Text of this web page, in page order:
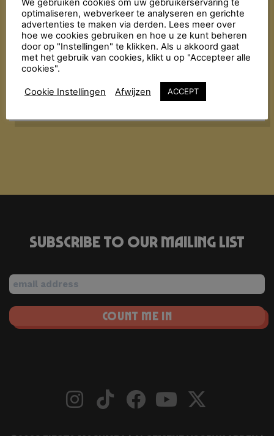
recept: dansen, flirten en genieten van de lekkerste
Música Latina, van toen en nu. De Fiesta Macumba
Soundsystem & friends bombarderen de dansvloer
met een molotovcocktail van exotische geluiden:
reggaeton, cumbia, salsa, merengue, bachata,
dancehall, latin hiphop… Alles wordt in de blender
gegooid met een dampende dansvloer als resultaat!
Subscribe to our mailing list
We gebruiken cookies om uw gebruikerservaring te
optimaliseren, webverkeer te analyseren en gerichte
advertenties te maken via derden. Lees meer over
hoe we cookies gebruiken en hoe u ze kunt beheren
door op "Instellingen" te klikken. Als u akkoord gaat
met het gebruik van cookies, klikt u op "Accepteer alle
cookies".
Cookie Instellingen Afwijzen ACCEPT